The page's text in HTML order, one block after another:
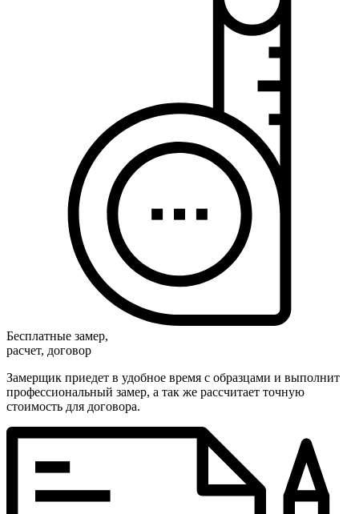
Бесплатные замер,
расчет, договор
Замерщик приедет в удобное время с образцами и выполнит
профессиональный замер, а так же рассчитает точную
стоимость для договора.